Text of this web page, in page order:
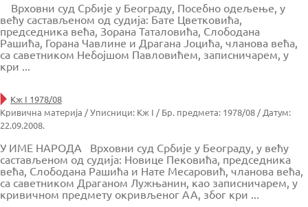
Врховни суд Србије у Београду, Посебно одељење, у
већу састављеном од судија: Бате Цветковића,
председника већа, Зорана Таталовића, Слободана
Рашића, Горана Чавлине и Драгана Јоцића, чланова већа,
са саветником Небојшом Павловићем, записничарем, у
кри ...
Кж I 1978/08
Кривична материја / Уписници: Кж I / Бр. предмета: 1978/08 / Датум:
22.09.2008.
У ИМЕ НАРОДА Врховни суд Србије у Београду, у већу
састављеном од судија: Новице Пековића, председника
већа, Слободана Рашића и Нате Месаровић, чланова већа,
са саветником Драганом Лужњанин, као записничарем, у
кривичном предмету окривљеног АА, због кри ...